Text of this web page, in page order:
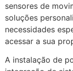
sensores de
soluções
necessidades
acessar a sua
A instalação de